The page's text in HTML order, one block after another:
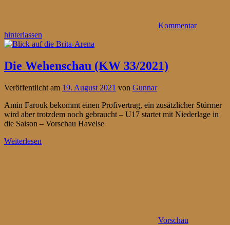
Kommentar
hinterlassen
Die Wehenschau (KW 33/2021)
Veröffentlicht am 19. August 2021 von Gunnar
Amin Farouk bekommt einen Profivertrag, ein zusätzlicher Stürmer
wird aber trotzdem noch gebraucht – U17 startet mit Niederlage in
die Saison – Vorschau Havelse
Weiterlesen
Vorschau